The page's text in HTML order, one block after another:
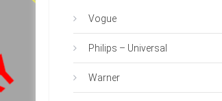
Vogue
Philips – Universal
Warner